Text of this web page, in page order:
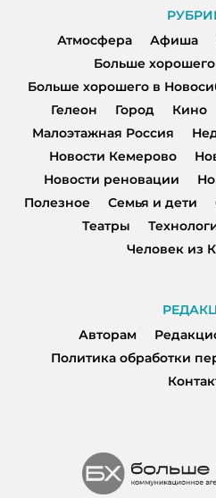
Атмосфера
Афиша
Больше
Больше хорошего в
Гелеон
Город Кино
Малоэтажная Россия
Новости Кемерово
Новости реновации
Полезное
Семья и дети
Театры
Человек из
Авторам
Политика обработки